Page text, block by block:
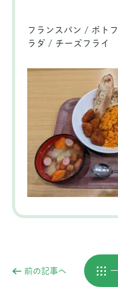
フランスパン / ポト
ラダ / チーズフライ
前の記事へ